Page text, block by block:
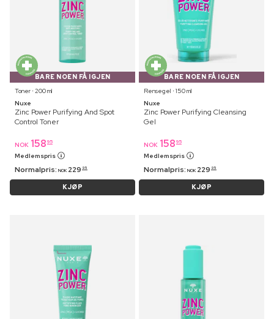
BARE NOEN FÅ IGJEN
Toner ⋅ 200 ml
Nuxe
Zinc Power Purifying And Spot
Control Toner
NOK 158 95
Medlemspris
Normalpris: NOK 229 95
KJØP
BARE NOEN FÅ IGJEN
Rensegel ⋅ 150 ml
Nuxe
Zinc Power Purifying Cleansing
Gel
NOK 158 95
Medlemspris
Normalpris: NOK 229 95
KJØP